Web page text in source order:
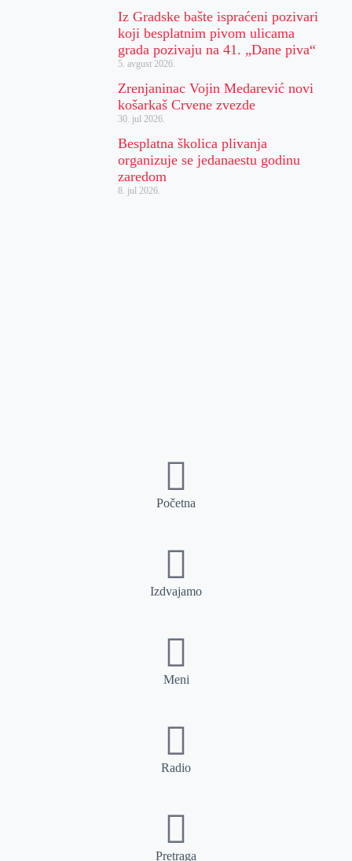
Iz Gradske bašte ispraćeni pozivari
koji besplatnim pivom ulicama
grada pozivaju na 41. „Dane piva“
5. avgust 2026.
Zrenjaninac Vojin Medarević novi
košarkaš Crvene zvezde
30. jul 2026.
Besplatna školica plivanja
organizuje se jedanaestu godinu
zaredom
8. jul 2026.
Početna
Izdvajamo
Meni
Radio
Pretraga